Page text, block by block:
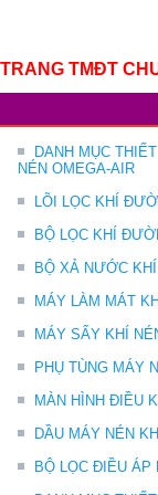
TRANG TMĐT
DANH MỤC
NÉN OMEGA-AIR
LÕI LỌC KHÍ
BỘ LỌC KHÍ
BỘ XẢ NƯỚC
MÁY LÀM MÁT
MÁY SẤY KHÍ
PHỤ TÙNG MÁY
MÀN HÌNH ĐIỀU
DẦU MÁY NÉN KHÍ
BỘ LỌC ĐIỀU ÁP